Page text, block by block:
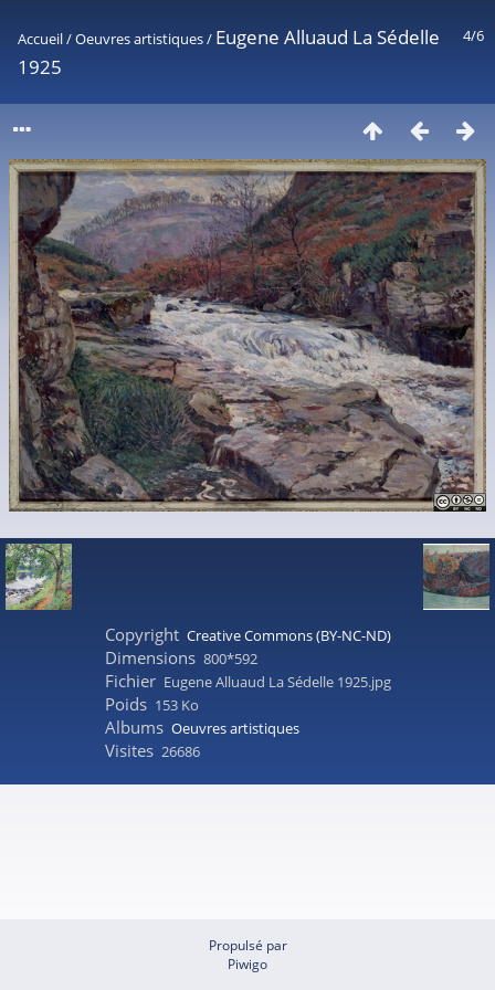
4/6
Accueil/Oeuvres artistiques/ Eugene Alluaud La Sédelle
1925
Copyright Creative Commons (BY-NC-ND)
Dimensions 800*592
Fichier Eugene Alluaud La Sédelle 1925.jpg
Poids 153 Ko
Albums Oeuvres artistiques
Visites 26686
Propulsé par
Piwigo